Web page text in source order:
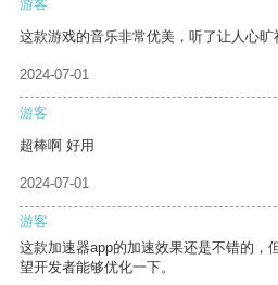
游客
这款游戏的音乐非常优美，听了让人心旷
2024-07-01
游客
超棒啊 好用
2024-07-01
游客
这款加速器app的加速效果还是不错的，
望开发者能够优化一下。